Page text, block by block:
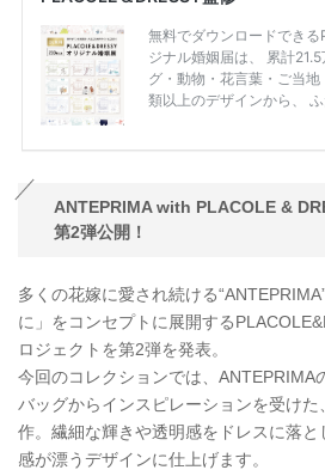
ANTEPRIMA with PLACOLE &
第2弾公開！
多くの花嫁に愛され続ける
に」をコンセプトに展開する
ロジェクトを第2弾を発表。
今回のコレクションでは、ANTEPRIMA
バッグからインスピレーションを受けた
作。繊細な輝きや透明感をドレスに落と
感が漂うデザインに仕上げます。